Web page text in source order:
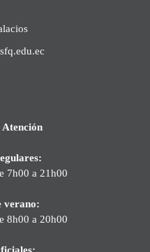
7h00 a 21h00
verano:
8h00 a 20h00